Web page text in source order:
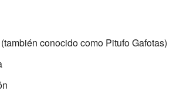
conocido como Pitufo Gafotas)